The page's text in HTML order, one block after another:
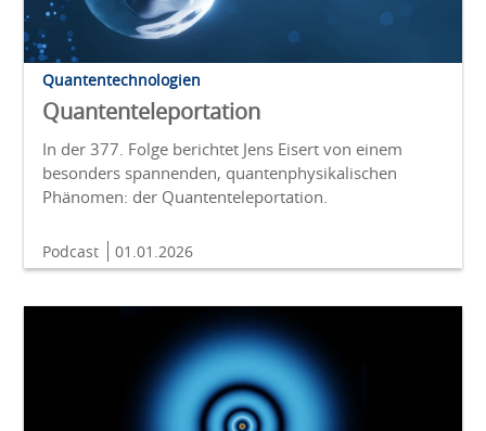
Quantentechnologien
Quantenteleportation
In der 377. Folge berichtet Jens Eisert von einem
besonders spannenden, quantenphysikalischen
Phänomen: der Quantenteleportation.
Podcast 01.01.2026